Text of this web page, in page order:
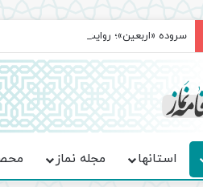
سروده‌ «اربعین»؛ روایت حماسه، استقامت
استانها مجله نماز